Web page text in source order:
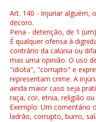
Art. 140 - Injuriar alguém,
decoro.
Pena - detenção, de 1
É qualquer ofensa à
contrário da calúnia ou
mas uma opinião. O uso
"idiota", "corrupto" e
representam crime. A
ainda maior caso seja
raça, cor, etnia, religião
Exemplo: Um comentário
ladrão, corrupto, burro,